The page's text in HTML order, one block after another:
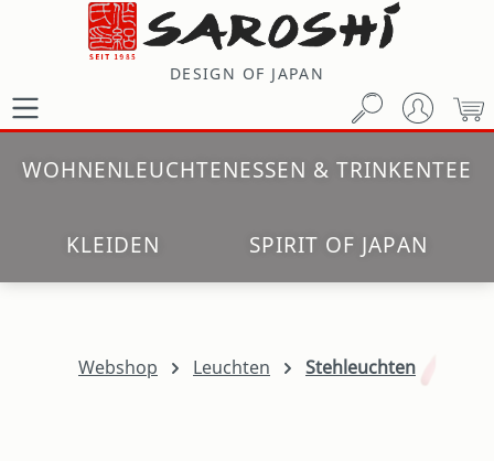
Zum Hauptinhalt springen
DESIGN OF JAPAN
WOHNENLEUCHTENESSEN & TRINKENTEE
KLEIDEN SPIRIT OF JAPAN
Webshop Leuchten Stehleuchten